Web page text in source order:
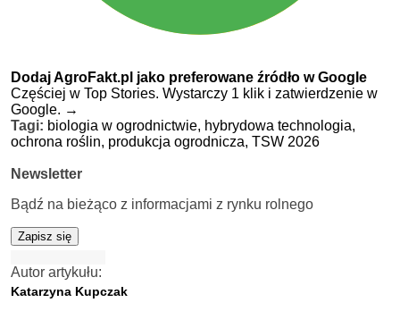
Dodaj AgroFakt.pl jako preferowane źródło w Google
Częściej w Top Stories. Wystarczy 1 klik i zatwierdzenie w
Google. →
Tagi: biologia w ogrodnictwie, hybrydowa technologia,
ochrona roślin, produkcja ogrodnicza, TSW 2026
Newsletter
Bądź na bieżąco z informacjami z rynku rolnego
Zapisz się
Autor artykułu:
Katarzyna Kupczak